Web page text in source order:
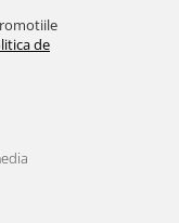
de